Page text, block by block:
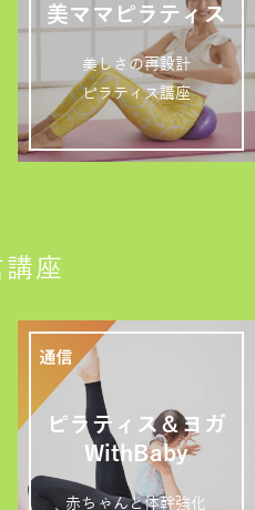
美ママピラティス
美しさの再設計
ピラティス講座
座
ピラティス＆ヨガ
WithBaby
赤ちゃんと体幹強化